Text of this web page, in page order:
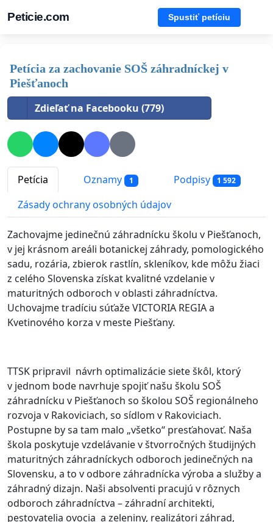
Peticie.com Spustiť petíciu
Petícia za zachovanie SOŠ záhradníckej v
Piešťanoch
Zdieľať na Facebooku (779)
Petícia Oznamy 1 Podpisy 1 592
Zásady ochrany osobných údajov
Zachovajme jedinečnú záhradnícku školu v Piešťanoch,
v jej krásnom areáli botanickej záhrady, pomologického
sadu, rozária, zbierok rastlín, skleníkov, kde môžu žiaci
z celého Slovenska získat kvalitné vzdelanie v
maturitných odboroch v oblasti záhradníctva.
Uchovajme tradíciu súťaže VICTORIA REGIA a
Kvetinového korza v meste Piešťany.
TTSK pripravil návrh optimalizácie siete škôl, ktorý
v jednom bode navrhuje spojiť našu školu SOŠ
záhradnícku v Piešťanoch so školou SOŠ regionálneho
rozvoja v Rakoviciach, so sídlom v Rakoviciach.
Postupne by sa tam malo „všetko“ presťahovať. Naša
škola poskytuje vzdelávanie v štvorročných študijných
maturitných záhradníckych odboroch jedinečných na
Slovensku, a to v odbore záhradnícka výroba a služby a
záhradný dizajn. Naši absolventi pracujú v rôznych
odboroch záhradníctva – záhradní architekti,
pestovatelia ovocia a zeleniny, realizátori záhrad,